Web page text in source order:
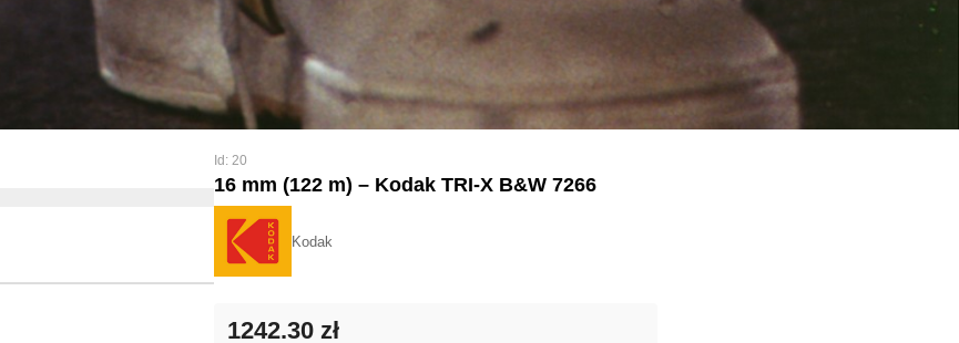
Id: 20
16 mm (122 m) – Kodak TRI-X B&W 7266
Kodak
1242.30 zł